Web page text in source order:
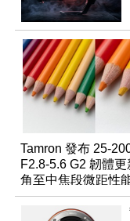
Tamron 發布 25-
F2.8-5.6 G2 韌體
角至中焦段微距性
升級